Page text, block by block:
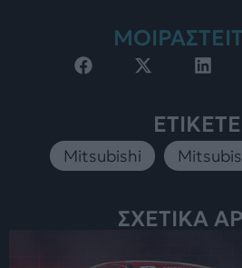
Mitsubishi ,
ΣΧΕΤΙΚΑ